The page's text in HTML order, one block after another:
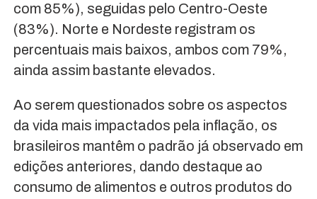
com 85%), seguidas pelo Centro-Oeste
(83%). Norte e Nordeste registram os
percentuais mais baixos, ambos com 79%,
ainda assim bastante elevados.
Ao serem questionados sobre os aspectos
da vida mais impactados pela inflação, os
brasileiros mantêm o padrão já observado em
edições anteriores, dando destaque ao
consumo de alimentos e outros produtos do